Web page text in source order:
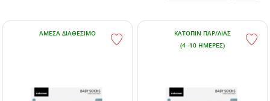
ΆΜΕΣΑ ΔΙΑΘΈΣΙΜΟ
ΚΑΤΌΠΙΝ ΠΑΡ/ΛΊΑΣ
(4 -10 ΗΜΈΡΕΣ)